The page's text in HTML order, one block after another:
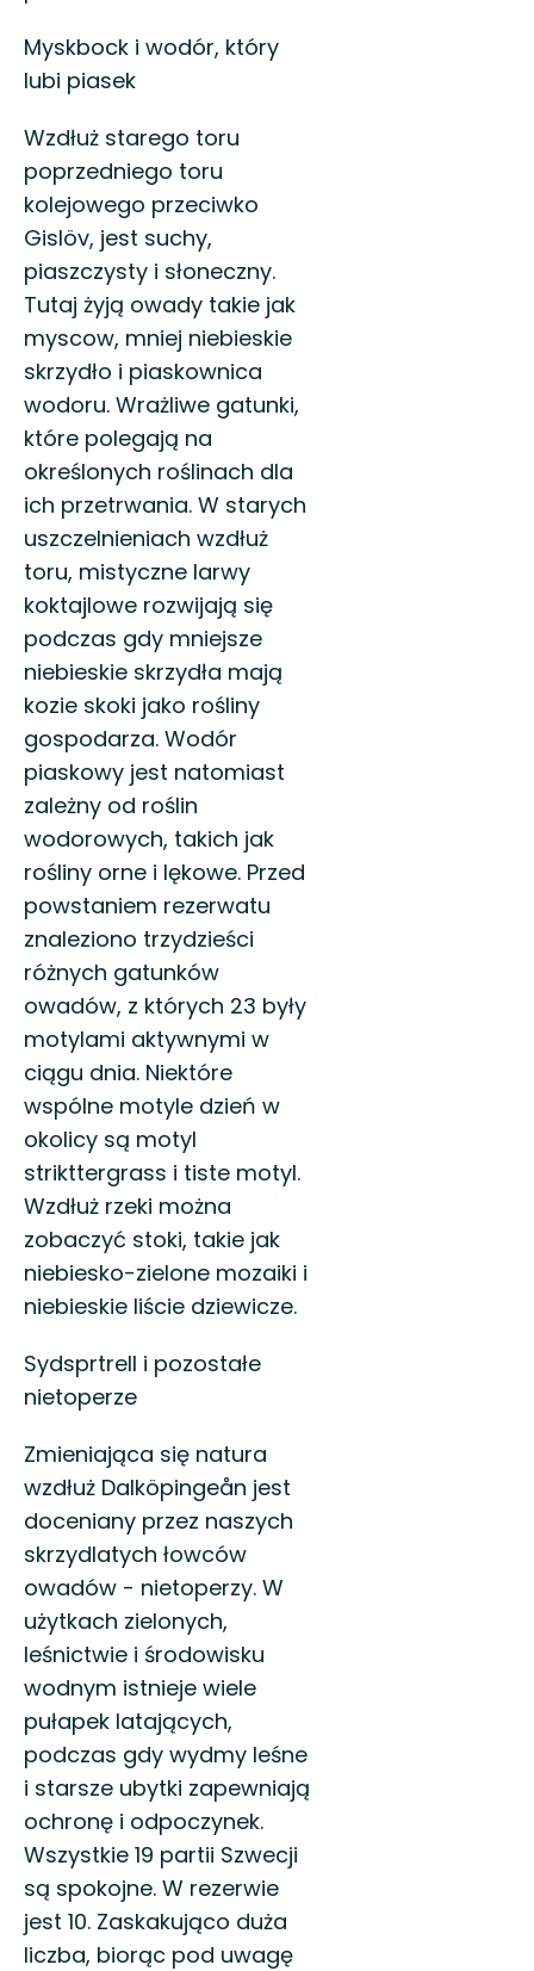
Myskbock i wodór, który
lubi piasek
Wzdłuż starego toru
poprzedniego toru
kolejowego przeciwko
Gislöv, jest suchy,
piaszczysty i słoneczny.
Tutaj żyją owady takie jak
myscow, mniej niebieskie
skrzydło i piaskownica
wodoru. Wrażliwe gatunki,
które polegają na
określonych roślinach dla
ich przetrwania. W starych
uszczelnieniach wzdłuż
toru, mistyczne larwy
koktajlowe rozwijają się
podczas gdy mniejsze
niebieskie skrzydła mają
kozie skoki jako rośliny
gospodarza. Wodór
piaskowy jest natomiast
zależny od roślin
wodorowych, takich jak
rośliny orne i lękowe. Przed
powstaniem rezerwatu
znaleziono trzydzieści
różnych gatunków
owadów, z których 23 były
motylami aktywnymi w
ciągu dnia. Niektóre
wspólne motyle dzień w
okolicy są motyl
strikttergrass i tiste motyl.
Wzdłuż rzeki można
zobaczyć stoki, takie jak
niebiesko-zielone mozaiki i
niebieskie liście dziewicze.
Sydsprtrell i pozostałe
nietoperze
Zmieniająca się natura
wzdłuż Dalköpingeån jest
doceniany przez naszych
skrzydlatych łowców
owadów - nietoperzy. W
użytkach zielonych,
leśnictwie i środowisku
wodnym istnieje wiele
pułapek latających,
podczas gdy wydmy leśne
i starsze ubytki zapewniają
ochronę i odpoczynek.
Wszystkie 19 partii Szwecji
są spokojne. W rezerwie
jest 10. Zaskakująco duża
liczba, biorąc pod uwagę